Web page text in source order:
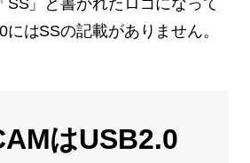
SS」と書かれたロゴになって
はSSの記載がありません。
はUSB2.0